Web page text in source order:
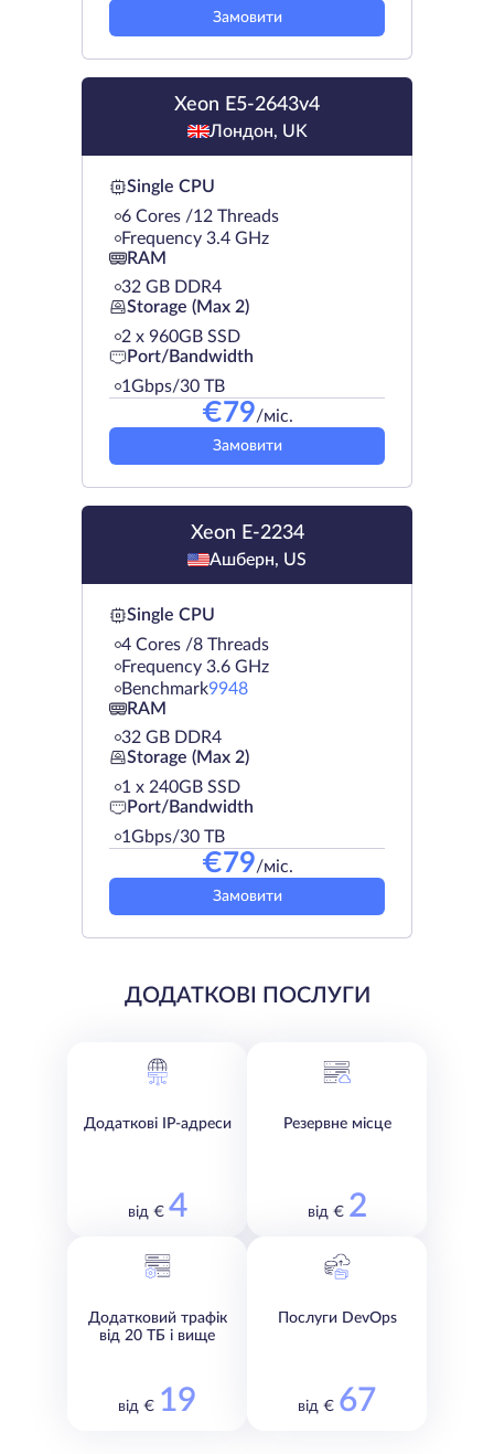
Замовити
Xeon E5-2643v4
Лондон, UK
Single CPU
6 Cores /12 Threads
Frequency 3.4 GHz
RAM
32 GB DDR4
Storage (Max 2)
2 х 960GB SSD
Port/Bandwidth
1Gbps/30 TB
€79/міс.
Замовити
Xeon E-2234
Ашберн, US
Single CPU
4 Cores /8 Threads
Frequency 3.6 GHz
Benchmark9948
RAM
32 GB DDR4
Storage (Max 2)
1 х 240GB SSD
Port/Bandwidth
1Gbps/30 TB
€79/міс.
Замовити
ДОДАТКОВІ ПОСЛУГИ
Додаткові IP-адреси
від € 4
Резервне місце
від € 2
Додатковий трафік
від 20 ТБ і вище
від € 19
Послуги DevOps
від € 67